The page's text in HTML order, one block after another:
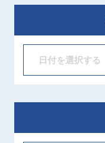
日付を選択する